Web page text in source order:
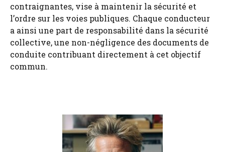
contraignantes, vise à maintenir la sécurité et
l’ordre sur les voies publiques. Chaque conducteur
a ainsi une part de responsabilité dans la sécurité
collective, une non-négligence des documents de
conduite contribuant directement à cet objectif
commun.